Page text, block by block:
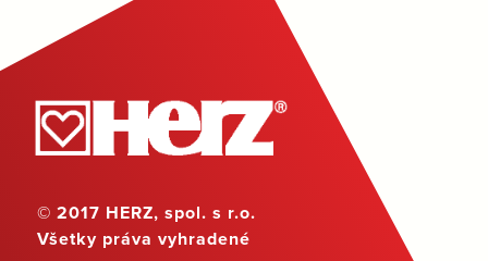
© 2017 HERZ, spol. s r.o.
Všetky práva vyhradené